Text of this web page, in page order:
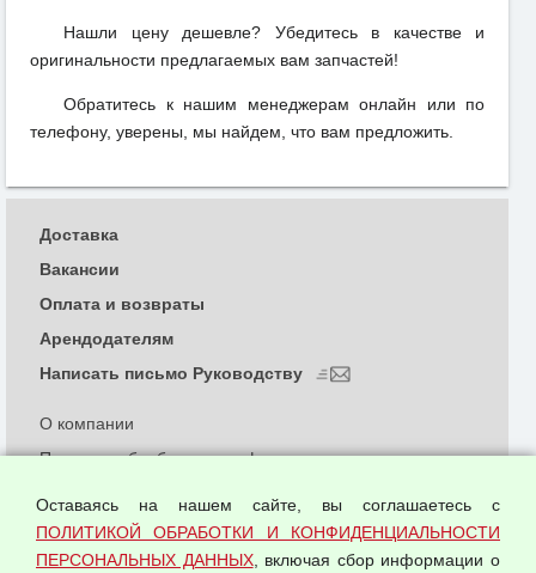
Нашли цену дешевле? Убедитесь в качестве и
оригинальности предлагаемых вам запчастей!
Обратитесь к нашим менеджерам онлайн или по
телефону, уверены, мы найдем, что вам предложить.
О компании
Политика обработки и конфиденциальности
Согласием на обработку персональных данных
Оферта оптовой купли-продажи
Доставка
Вакансии
Оплата и возвраты
Арендодателям
Написать письмо Руководству
Оставаясь на нашем сайте, вы соглашаетесь с
ПОЛИТИКОЙ ОБРАБОТКИ И КОНФИДЕНЦИАЛЬНОСТИ
ПЕРСОНАЛЬНЫХ ДАННЫХ, включая сбор информации о